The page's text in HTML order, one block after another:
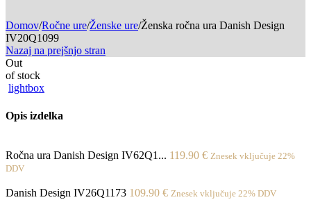
Domov/Ročne ure/Ženske ure/Ženska ročna ura Danish Design
IV20Q1099
Nazaj na prejšnjo stran
Out
of stock
lightbox
Opis izdelka
Ročna ura Danish Design IV62Q1... 119.90 € Znesek vključuje 22%
DDV
Danish Design IV26Q1173 109.90 € Znesek vključuje 22% DDV